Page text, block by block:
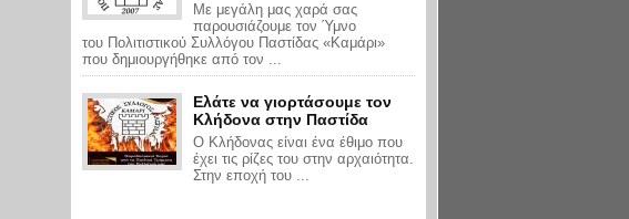
Με μεγάλη μας χαρά σας
παρουσιάζουμε τον Ύμνο
του Πολιτιστικού Συλλόγου Παστίδας «Καμάρι»
που δημιουργήθηκε από τον ...
Ελάτε να γιορτάσουμε τον
Κλήδονα στην Παστίδα
Ο Κλήδονας είναι ένα έθιμο που
έχει τις ρίζες του στην αρχαιότητα.
Στην εποχή του ...